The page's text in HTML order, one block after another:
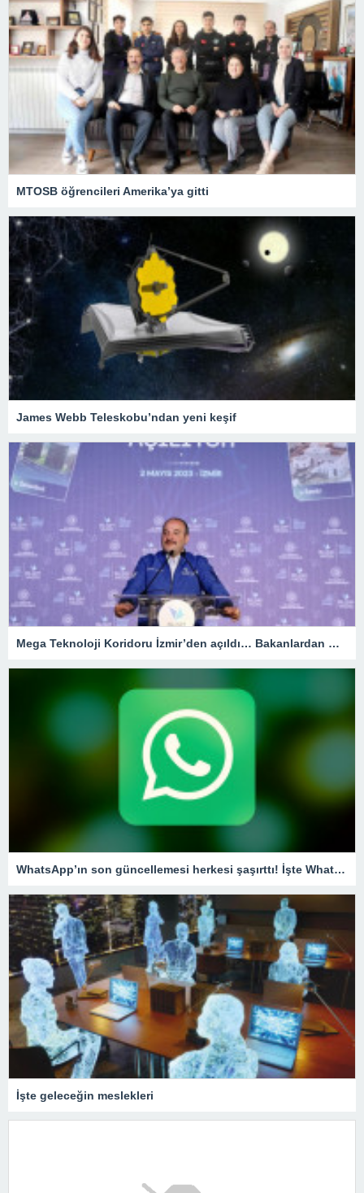
MTOSB öğrencileri Amerika’ya gitti
James Webb Teleskobu’ndan yeni keşif
Mega Teknoloji Koridoru İzmir’den açıldı… Bakanlardan mesaj seli!
WhatsApp’ın son güncellemesi herkesi şaşırttı! İşte WhatsApp’tan şikayet etme özelliği
İşte geleceğin meslekleri